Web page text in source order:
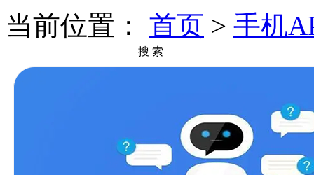
当前位置： 首页 > 手机
搜 索